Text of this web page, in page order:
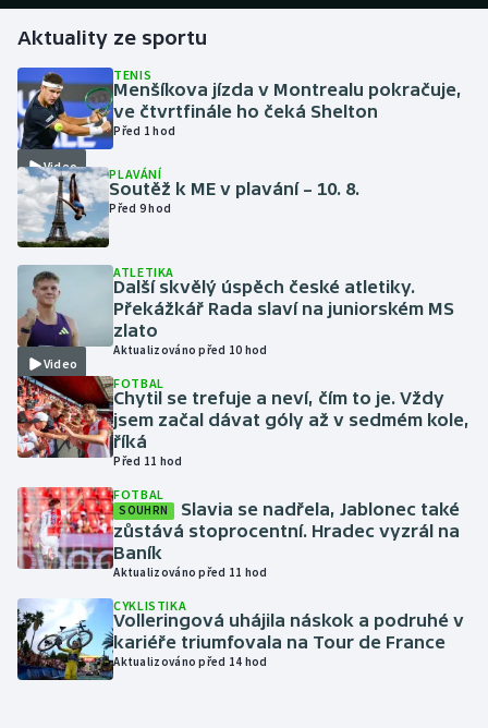
Golf
Gymnastika
Házená
Jezdectví
Judo
Krasobruslení
Lezení
Lyže a snowboard
Moderní pětiboj
Motorsport
Olympijské hry
Parasport
Aktuality ze sportu
Video
TENIS
Menšíkova jízda v Montrealu pokračuje,
ve čtvrtfinále ho čeká Shelton
Před 1 hod
PLAVÁNÍ
Soutěž k ME v plavání – 10. 8.
Před 9 hod
Video
ATLETIKA
Další skvělý úspěch české atletiky.
Překážkář Rada slaví na juniorském MS
zlato
Aktualizováno před 10 hod
FOTBAL
Chytil se trefuje a neví, čím to je. Vždy
jsem začal dávat góly až v sedmém kole,
říká
Před 11 hod
FOTBAL
SOUHRN
Slavia se nadřela, Jablonec také
zůstává stoprocentní. Hradec vyzrál na
Baník
Aktualizováno před 11 hod
CYKLISTIKA
Volleringová uhájila náskok a podruhé v
kariéře triumfovala na Tour de France
Aktualizováno před 14 hod